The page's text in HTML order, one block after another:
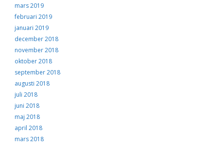
mars 2019
februari 2019
januari 2019
december 2018
november 2018
oktober 2018
september 2018
augusti 2018
juli 2018
juni 2018
maj 2018
april 2018
mars 2018